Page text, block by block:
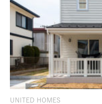
UNITED HOMES